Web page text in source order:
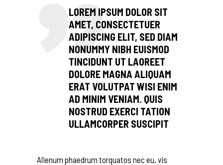
LOREM IPSUM DOLOR SIT
AMET, CONSECTETUER
ADIPISCING ELIT, SED DIAM
NONUMMY NIBH EUISMOD
TINCIDUNT UT LAOREET
DOLORE MAGNA ALIQUAM
ERAT VOLUTPAT WISI ENIM
AD MINIM VENIAM. QUIS
NOSTRUD EXERCI TATION
ULLAMCORPER SUSCIPIT
Alienum phaedrum torquatos nec eu, vis